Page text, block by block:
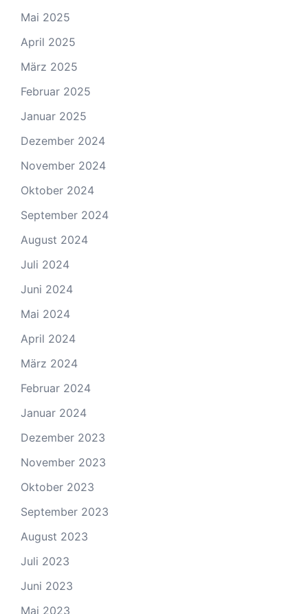
Mai 2025
April 2025
März 2025
Februar 2025
Januar 2025
Dezember 2024
November 2024
Oktober 2024
September 2024
August 2024
Juli 2024
Juni 2024
Mai 2024
April 2024
März 2024
Februar 2024
Januar 2024
Dezember 2023
November 2023
Oktober 2023
September 2023
August 2023
Juli 2023
Juni 2023
Mai 2023